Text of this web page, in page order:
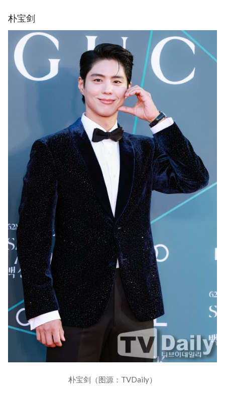
朴宝剑
朴宝剑（图源：TVDaily）